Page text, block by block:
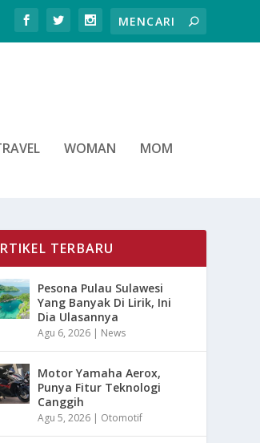
WOMAN MOM
TERBARU
Pesona Pulau Sulawesi
Yang Banyak Di Lirik, Ini
Dia Ulasannya
Agu 6, 2026 | News
Motor Yamaha Aerox,
Punya Fitur Teknologi
Canggih
Agu 5, 2026 | Otomotif